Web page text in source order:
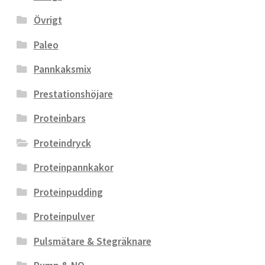
Övrigt
Paleo
Pannkaksmix
Prestationshöjare
Proteinbars
Proteindryck
Proteinpannkakor
Proteinpudding
Proteinpulver
Pulsmätare & Stegräknare